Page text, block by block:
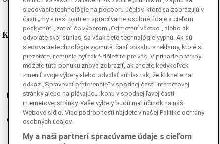
Kde nás nájdete
Facebook
Instagram
Ganjing
Youtube
Twitter
Telegram
RSS
sledovacie technológie na podporu účelov, ktoré sa zobrazujú v
časti „my a naši partneri spracúvame osobné údaje s cieľom
poskytnúť“, zatiaľ čo výberom „Odmetnuť všetko“, alebo ak
odvoláte svoj súhlas, sa však tieto technológie vypnú. Ak sú
sledovacie technológie vypnuté, časť obsahu a reklamy, ktoré si
prezeráte, nemusia byť také dôležité pre vás. V prípade potreby
môžete túto ponuku znova zobraziť, ak chcete kedykoľvek
zmeniť svoje výbery alebo odvolať súhlas tak, že kliknete na
odkaz „Spravovať preferencie“ v spodnej časti internetovej
stránky alebo na plávajúcu ikonu v spodnej ľavej časti
internetovej stránky. Vaše výbery budú mať účinok na náš
Webové sídlo. Viac podrobností nájdete v našej Politike ochrany
osobných údajov.
My a naši partneri spracúvame údaje s cieľom